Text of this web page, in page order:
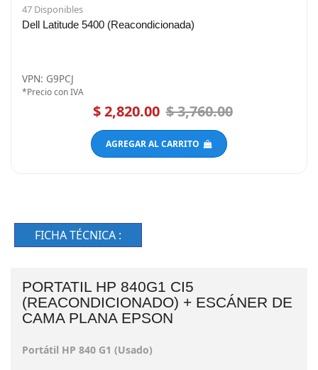
47 Disponibles
Dell Latitude 5400 (Reacondicionada)
VPN: G9PCJ
*Precio con IVA
$ 2,820.00 $ 3,760.00
AGREGAR AL CARRITO
FICHA TÉCNICA :
PORTATIL HP 840G1 CI5
(REACONDICIONADO) + ESCÁNER DE
CAMA PLANA EPSON
Portátil HP 840 G1 (Usado)